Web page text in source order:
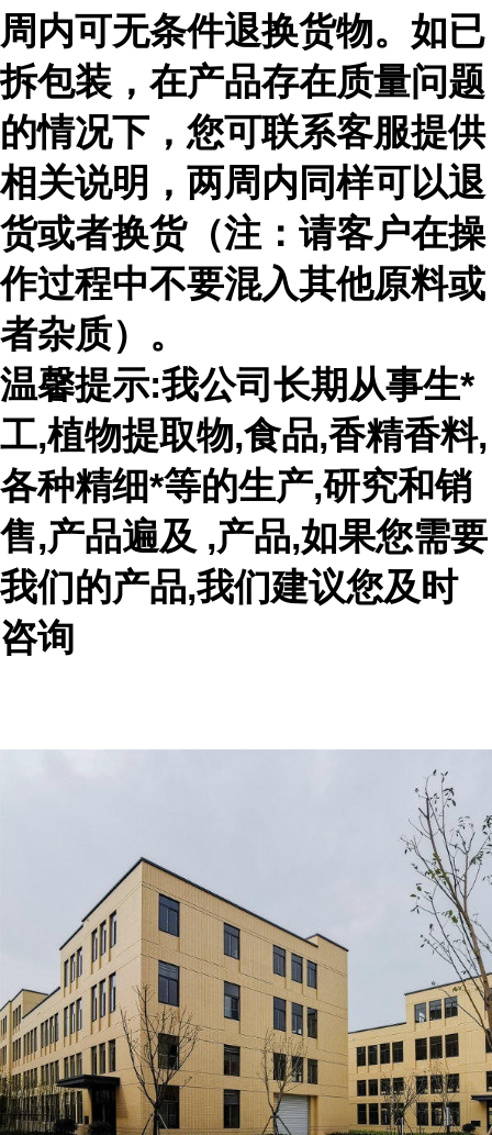
周内可无条件退换货物。如已
拆包装，在产品存在质量问题
的情况下，您可联系客服提供
相关说明，两周内同样可以退
货或者换货（注：请客户在操
作过程中不要混入其他原料或
者杂质）。
温馨提示:我公司长期从事生*
工,植物提取物,食品,香精香料,
各种精细*等的生产,研究和销
售,产品遍及 ,产品,如果您需要
我们的产品,我们建议您及时
咨询